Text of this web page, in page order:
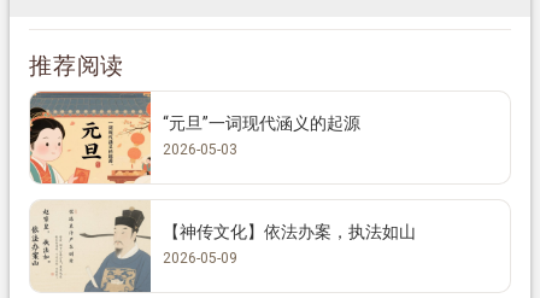
推荐阅读
“元旦”一词现代涵义的起源
2026-05-03
【神传文化】依法办案，执法如山
2026-05-09